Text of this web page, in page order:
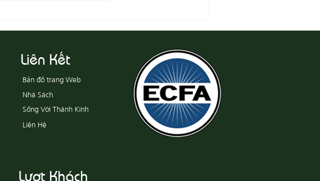
Liên Kết
Bản đồ trang Web
Nhà Sách
Sống Với Thánh Kinh
Liên Hệ
Lượt Khách